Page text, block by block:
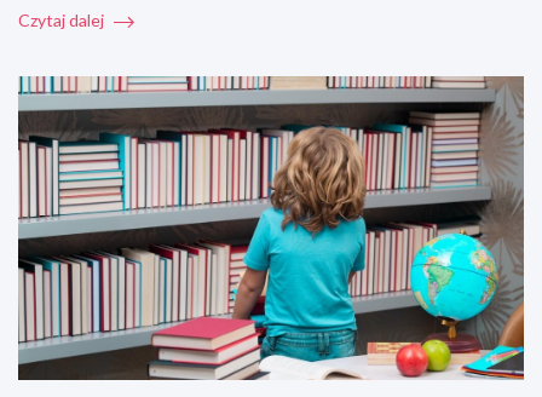
Czytaj dalej